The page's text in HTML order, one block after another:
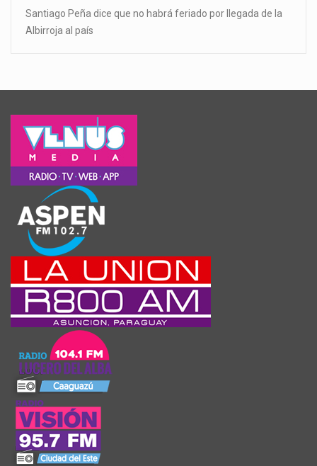
Santiago Peña dice que no habrá feriado por llegada de la
Albirroja al país